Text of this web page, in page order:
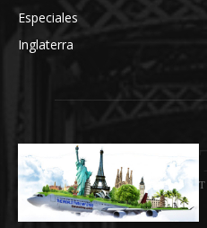
Especiales
Inglaterra